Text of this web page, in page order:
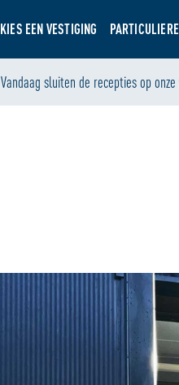
KIES EEN VESTIGING
Vandaag sluiten de recepties op